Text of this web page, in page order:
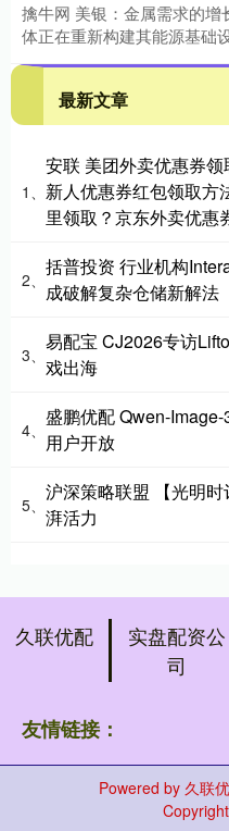
擒牛网 美银：金属需求的
体正在重新构建其能源基础
最新文章
1、
安联 美团外卖优惠券
新人优惠券红包领取方
里领取？京东外卖优惠
2、
括普投资 行业机构
成破解复杂仓储新解法
3、
易配宝 CJ2026专访
戏出海
4、
盛鹏优配 Qwen-
用户开放
5、
沪深策略联盟 【光明时
湃活力
久联优配
实盘配资公
司
友情链接：
Powered by 久联
Copyright